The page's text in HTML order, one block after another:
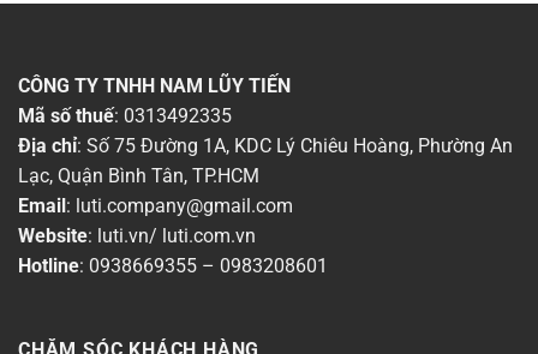
CÔNG TY TNHH NAM LŨY TIẾN
Mã số thuế: 0313492335
Địa chỉ: Số 75 Đường 1A, KDC Lý Chiêu Hoàng, Phường An
Lạc, Quận Bình Tân, TP.HCM
Email : luti.company@gmail.com
Website: luti.vn/ luti.com.vn
Hotline: 0938669355 – 0983208601